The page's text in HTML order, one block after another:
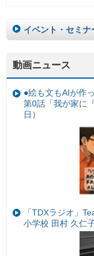
イベント・セミ
動画ニュース
●絵も文もAIが作
第0話「我が家に
日）
「TDXラジオ」
小学校 田村 久仁